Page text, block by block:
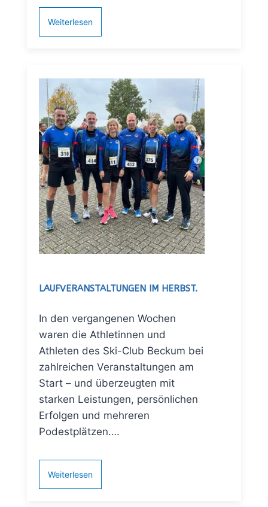
Weiterlesen
LAUFVERANSTALTUNGEN IM HERBST.
In den vergangenen Wochen
waren die Athletinnen und
Athleten des Ski-Club Beckum bei
zahlreichen Veranstaltungen am
Start – und überzeugten mit
starken Leistungen, persönlichen
Erfolgen und mehreren
Podestplätzen….
Weiterlesen